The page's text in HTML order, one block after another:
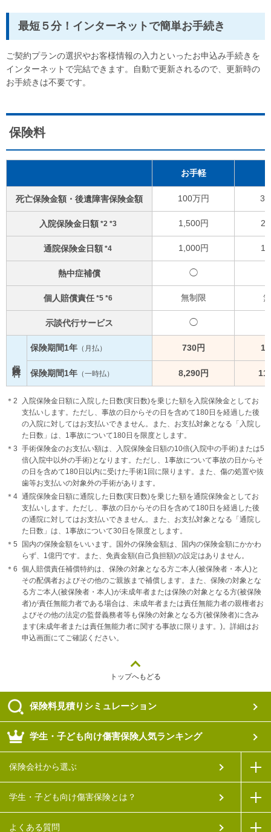
最短５分！インターネットで簡単お手続き
ご契約プランの選択やお客様情報の入力といったお申込み手続きを
インターネットで完結できます。自動で更新されるので、更新時の
お手続きは不要です。
保険料
お手軽
死亡保険金額・後遺障害保険金額 100万円
入院保険金日額 *2 *3 1,500円
通院保険金日額 *4 1,000円
熱中症補償 ◯
個人賠償責任 *5 *6 無制限
示談代行サービス ◯
保険期間1年 （月払） 730円
保険期間1年 （一時払） 8,290円
入院保険金日額に入院した日数(実日数)を乗じた額を入院保険金としてお
支払いします。ただし、事故の日からその日を含めて180日を経過した後
の入院に対してはお支払いできません。また、お支払対象となる「入院し
た日数」は、1事故について180日を限度とします。
手術保険金のお支払い額は、入院保険金日額の10倍(入院中の手術)または5
倍(入院中以外の手術)となります。ただし、1事故について事故の日からそ
の日を含めて180日以内に受けた手術1回に限ります。また、傷の処置や抜
歯等お支払いの対象外の手術があります。
通院保険金日額に通院した日数(実日数)を乗じた額を通院保険金としてお
支払いします。ただし、事故の日からその日を含めて180日を経過した後
の通院に対してはお支払いできません。また、お支払対象となる「通院し
た日数」は、1事故について30日を限度とします。
国内の保険金額をいいます。国外の保険金額は、国内の保険金額にかかわ
らず、1億円です。また、免責金額(自己負担額)の設定はありません。
個人賠償責任補償特約は、保険の対象となる方ご本人(被保険者・本人)と
その配偶者およびその他のご親族まで補償します。また、保険の対象とな
る方ご本人(被保険者・本人)が未成年者または保険の対象となる方(被保険
者)が責任無能力者である場合は、未成年者または責任無能力者の親権者お
よびその他の法定の監督義務者等も保険の対象となる方(被保険者)に含み
ます(未成年者または責任無能力者に関する事故に限ります。)。詳細はお
申込画面にてご確認ください。
トップへもどる
保険料見積りシミュレーション
学生・子ども向け傷害保険人気ランキング
保険会社から選ぶ
学生・子ども向け傷害保険とは？
よくある質問